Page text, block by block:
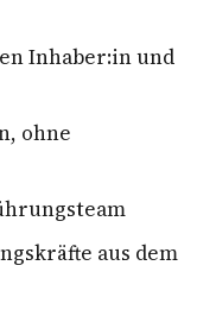
Inhaber:in und
ohne
aus dem